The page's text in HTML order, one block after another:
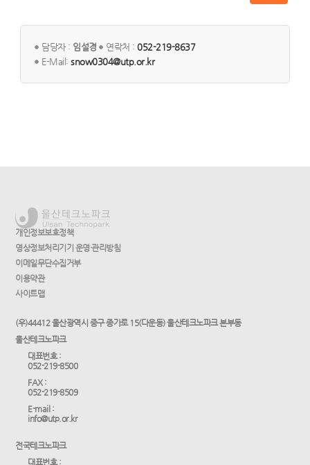
담당자 : 임설경 연락처 :052-219-8637
E-Mail:snow0304@utp.or.kr
개인정보보호정책
영상정보처리기기 운영·관리방침
이메일무단수집거부
이용약관
사이트맵
(우)44412 울산광역시 중구 종가로 15(다운동) 울산테크노파크 본부동
울산테크노파크
대표번호 :
052-219-8500
FAX :
052-219-8509
E-mail :
info@utp.or.kr
전국테크노파크
대표번호 :